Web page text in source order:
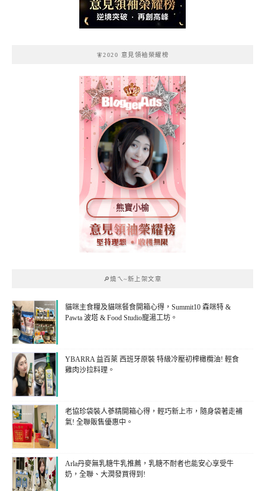
🧚2020 意見領袖榮耀榜
熊寶小榆
🔎燒ㄟ~新上架文章
貓咪主食糧及貓咪餐食開箱心得，Summit10 森咪特 &
Pawta 波塔 & Food Studio寵湯工坊。
YBARRA 益百萊 西班牙原裝 特級冷壓初榨橄欖油! 輕食
雞肉沙拉料理。
老協珍袋裝人蔘精開箱心得，輕巧新上市，隨身袋著走補
氣! 全聯販售優惠中。
Arla丹麥無乳糖牛乳推薦，乳糖不耐者也能安心享受牛
奶，全聯、大潤發買得到!